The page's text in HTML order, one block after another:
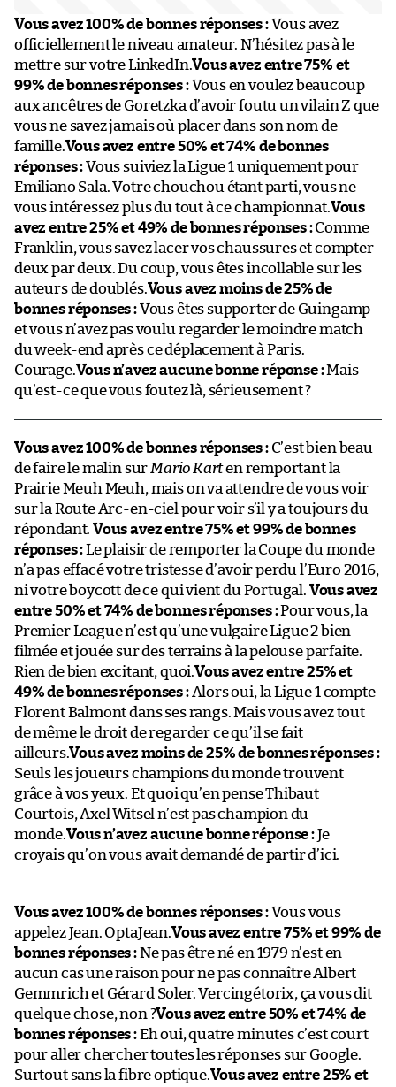
Vous avez 100% de bonnes réponses :Vous avez
officiellement le niveau amateur. N’hésitez pas à le
mettre sur votre LinkedIn.Vous avez entre 75% et
99% de bonnes réponses :Vous en voulez beaucoup
aux ancêtres de Goretzka d’avoir foutu un vilain Z que
vous ne savez jamais où placer dans son nom de
famille.Vous avez entre 50% et 74% de bonnes
réponses :Vous suiviez la Ligue 1 uniquement pour
Emiliano Sala. Votre chouchou étant parti, vous ne
vous intéressez plus du tout à ce championnat.Vous
avez entre 25% et 49% de bonnes réponses :Comme
Franklin, vous savez lacer vos chaussures et compter
deux par deux. Du coup, vous êtes incollable sur les
auteurs de doublés.Vous avez moins de 25% de
bonnes réponses :Vous êtes supporter de Guingamp
et vous n’avez pas voulu regarder le moindre match
du week-end après ce déplacement à Paris.
Courage.Vous n’avez aucune bonne réponse :Mais
qu’est-ce que vous foutez là, sérieusement ?
Vous avez 100% de bonnes réponses :C’est bien beau
de faire le malin sur Mario Karten remportant la
Prairie Meuh Meuh, mais on va attendre de vous voir
sur la Route Arc-en-ciel pour voir s’il y a toujours du
répondant.Vous avez entre 75% et 99% de bonnes
réponses :Le plaisir de remporter la Coupe du monde
n’a pas effacé votre tristesse d’avoir perdu l’Euro 2016,
ni votre boycott de ce qui vient du Portugal. Vous avez
entre 50% et 74% de bonnes réponses :Pour vous, la
Premier League n’est qu’une vulgaire Ligue 2 bien
filmée et jouée sur des terrains à la pelouse parfaite.
Rien de bien excitant, quoi.Vous avez entre 25% et
49% de bonnes réponses :Alors oui, la Ligue 1 compte
Florent Balmont dans ses rangs. Mais vous avez tout
de même le droit de regarder ce qu’il se fait
ailleurs.Vous avez moins de 25% de bonnes réponses :
Seuls les joueurs champions du monde trouvent
grâce à vos yeux. Et quoi qu’en pense Thibaut
Courtois, Axel Witsel n’est pas champion du
monde.Vous n’avez aucune bonne réponse :Je
croyais qu’on vous avait demandé de partir d’ici.
Vous avez 100% de bonnes réponses :Vous vous
appelez Jean. OptaJean.Vous avez entre 75% et 99% de
bonnes réponses :Ne pas être né en 1979 n’est en
aucun cas une raison pour ne pas connaître Albert
Gemmrich et Gérard Soler. Vercingétorix, ça vous dit
quelque chose, non ?Vous avez entre 50% et 74% de
bonnes réponses :Eh oui, quatre minutes c’est court
pour aller chercher toutes les réponses sur Google.
Surtout sans la fibre optique.Vous avez entre 25% et